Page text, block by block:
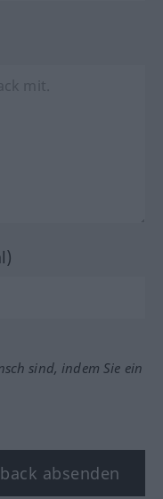
sind, indem Sie ein
absenden